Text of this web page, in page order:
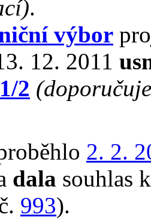
.
výbor
12. 2011
2
2. 2.
dala souhlas
993).